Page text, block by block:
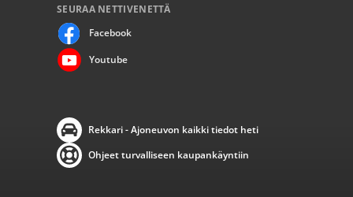
SEURAA NETTIVENETTÄ
Facebook
Youtube
Rekkari - Ajoneuvon kaikki tiedot heti
Ohjeet turvalliseen kaupankäyntiin